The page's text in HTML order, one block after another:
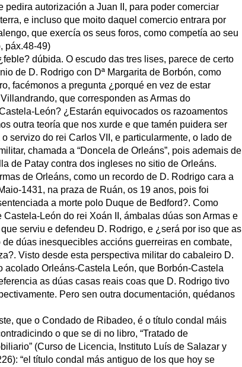
pedira autorización a Juan II, para poder comerciar
e incluso que moito daquel comercio entrara por
que exercía os seus foros, como competía ao seu
páx.48-49)
dúbida. O escudo das tres lises, parece de certo
de D. Rodrigo con Dª Margarita de Borbón, como
facémonos a pregunta ¿porqué en vez de estar
que corresponden as Armas do
León? ¿Estarán equivocados os razoamentos
outra teoría que nos xurde e que tamén puidera ser
servizo do rei Carlos VII, e particularmente, o lado de
chamada a “Doncela de Orleáns”, pois ademais de
de Patay contra dos ingleses no sitio de Orleáns.
de Orleáns, como un recordo de D. Rodrigo cara a
1431, na praza de Ruán, os 19 anos, pois foi
a morte polo Duque de Bedford?. Como
León do rei Xoán II, ámbalas dúas son Armas e
serviu e defendeu D. Rodrigo, e ¿será por iso que as
dúas inesquecibles accións guerreiras en combate,
Visto desde esta perspectiva militar do cabaleiro D.
acolado Orleáns-Castela León, que Borbón-Castela
as dúas casas reais coas que D. Rodrigo tivo
Pero sen outra documentación, quédanos
que o Condado de Ribadeo, é o título condal máis
o que se di no libro, “Tratado de
(Curso de Licencia, Instituto Luís de Salazar y
“el título condal más antiguo de los que hoy se